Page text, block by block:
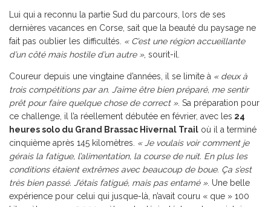
Lui qui a reconnu la partie Sud du parcours, lors de ses
dernières vacances en Corse, sait que la beauté du paysage ne
fait pas oublier les difficultés. « C’est une région accueillante
d’un côté mais hostile d’un autre », sourit-il.
Coureur depuis une vingtaine d’années, il se limite à « deux à
trois compétitions par an. J’aime être bien préparé, me sentir
prêt pour faire quelque chose de correct ». Sa préparation pour
ce challenge, il l’a réellement débutée en février, avec les 24
heures solo du Grand Brassac Hivernal Trail où il a terminé
cinquième après 145 kilomètres. « Je voulais voir comment je
gérais la fatigue, l’alimentation, la course de nuit. En plus les
conditions étaient extrêmes avec beaucoup de boue. Ça s’est
très bien passé. J’étais fatigué, mais pas entamé ». Une belle
expérience pour celui qui jusque-là, n’avait couru « que » 100